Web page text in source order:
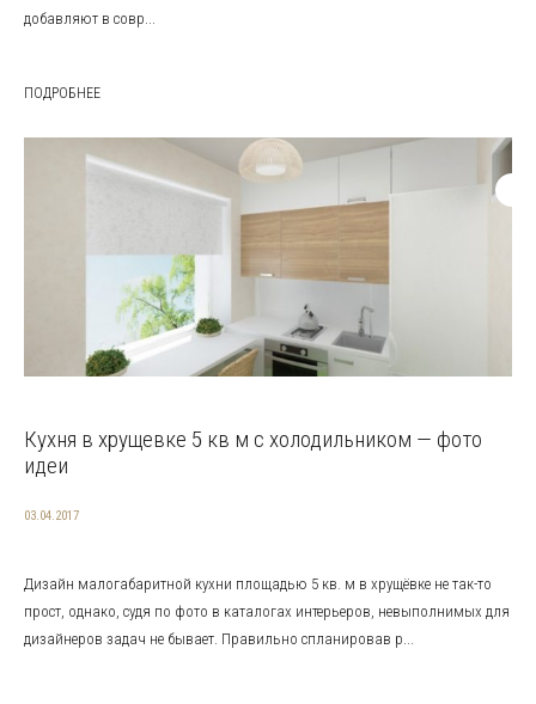
добавляют в совр...
ПОДРОБНЕЕ
Кухня в хрущевке 5 кв м с холодильником — фото
идеи
03.04.2017
Дизайн малогабаритной кухни площадью 5 кв. м в хрущёвке не так-то
прост, однако, судя по фото в каталогах интерьеров, невыполнимых для
дизайнеров задач не бывает. Правильно спланировав р...